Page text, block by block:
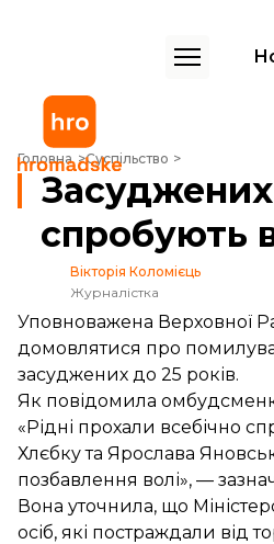
Головна Суспільство
Засуджених до 25 років у Таїланді
Засуджених
спробують
Вікторія Коломієць
Журналістка
Уповноважена Верховної
домовлятися про
засуджених до 25 років.
Як повідомила
«Рідні прохали всебічно
Хлєбку та Ярослава
позбавлення волі», —
Вона уточнила, що
осіб, які постраждали від